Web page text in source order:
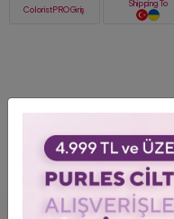
ColoristPRO Giriş
Shipping To
MARKALARIMIZI